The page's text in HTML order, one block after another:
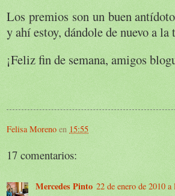
Los premios son un buen
y ahí estoy, dándole de nuevo a la
¡Feliz fin de semana, amigos
Felisa Moreno en 15:55
17 comentarios:
Mercedes Pinto 22 de enero de 2010 a